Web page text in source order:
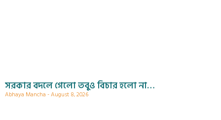
সরকার বদলে গেলো তবুও বিচার হলো না…
Abhaya Mancha August 8, 2026